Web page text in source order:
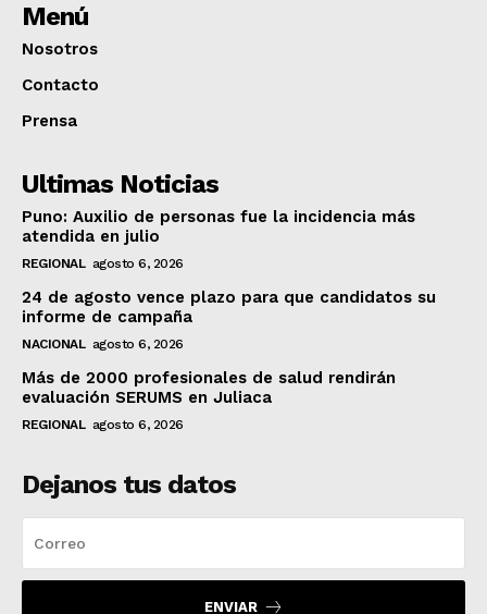
Menú
Nosotros
Contacto
Prensa
Ultimas Noticias
Puno: Auxilio de personas fue la incidencia más
atendida en julio
REGIONAL agosto 6, 2026
24 de agosto vence plazo para que candidatos su
informe de campaña
NACIONAL agosto 6, 2026
Más de 2000 profesionales de salud rendirán
evaluación SERUMS en Juliaca
REGIONAL agosto 6, 2026
Dejanos tus datos
ENVIAR